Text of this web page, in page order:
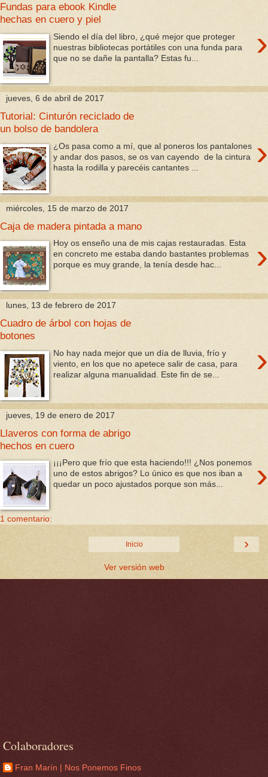
Fundas para ebook Kindle
hechas en cuero y piel
›
Siendo el día del libro, ¿qué mejor que proteger
nuestras bibliotecas portátiles con una funda para
que no se dañe la pantalla? Estas fu...
jueves, 6 de abril de 2017
Tutorial: Cinturón reciclado de
un bolso de bandolera
›
¿Os pasa como a mí, que al poneros los pantalones
y andar dos pasos, se os van cayendo de la cintura
hasta la rodilla y parecéis cantantes ...
miércoles, 15 de marzo de 2017
Caja de madera pintada a mano
›
Hoy os enseño una de mis cajas restauradas. Esta
en concreto me estaba dando bastantes problemas
porque es muy grande, la tenía desde hac...
lunes, 13 de febrero de 2017
Cuadro de árbol con hojas de
botones
›
No hay nada mejor que un día de lluvia, frío y
viento, en los que no apetece salir de casa, para
realizar alguna manualidad. Este fin de se...
jueves, 19 de enero de 2017
Llaveros con forma de abrigo
hechos en cuero
›
¡¡¡Pero que frío que esta haciendo!!! ¿Nos ponemos
uno de estos abrigos? Lo único es que nos iban a
quedar un poco ajustados porque son más...
1 comentario:
›
Inicio
Ver versión web
Colaboradores
Fran Marín | Nos Ponemos Finos